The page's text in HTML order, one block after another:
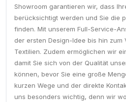
Showroom garantieren wir, dass
berücksichtigt werden und Sie die
finden. Mit unserem Full-Service-
der ersten Design-Idee bis hin zum
Textilien. Zudem ermöglichen wir
damit Sie sich von der Qualität
können, bevor Sie eine große
kurzen Wege und der direkte
uns besonders wichtig, denn wir